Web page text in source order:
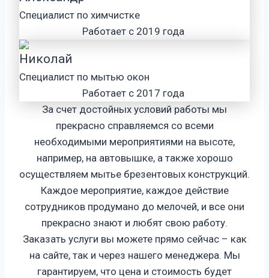
Специалист по химчистке
Работает с 2019 года
Николай
Специалист по мытью окон
Работает с 2017 года
За счет достойных условий работы мы
прекрасно справляемся со всеми
необходимыми мероприятиями на высоте,
например, на автовышке, а также хорошо
осуществляем мытье брезентовых конструкций.
Каждое мероприятие, каждое действие
сотрудников продумано до мелочей, и все они
прекрасно знают и любят свою работу.
Заказать услуги вы можете прямо сейчас – как
на сайте, так и через нашего менеджера. Мы
гарантируем, что цена и стоимость будет